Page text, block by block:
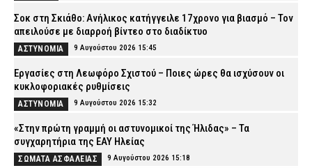
Σοκ στη Σκιάθο: Ανήλικος κατήγγειλε 17χρονο για βιασμό – Τον
απειλούσε με διαρροή βίντεο στο διαδίκτυο
ΑΣΤΥΝΟΜΙΑ 9 Αυγούστου 2026 15:45
Εργασίες στη Λεωφόρο Σχιστού – Ποιες ώρες θα ισχύσουν οι
κυκλοφοριακές ρυθμίσεις
ΑΣΤΥΝΟΜΙΑ 9 Αυγούστου 2026 15:32
«Στην πρώτη γραμμή οι αστυνομικοί της Ήλιδας» – Τα
συγχαρητήρια της ΕΑΥ Ηλείας
ΣΩΜΑΤΑ ΑΣΦΑΛΕΙΑΣ 9 Αυγούστου 2026 15:18